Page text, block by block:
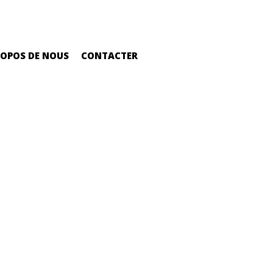
DE NOUS CONTACTER